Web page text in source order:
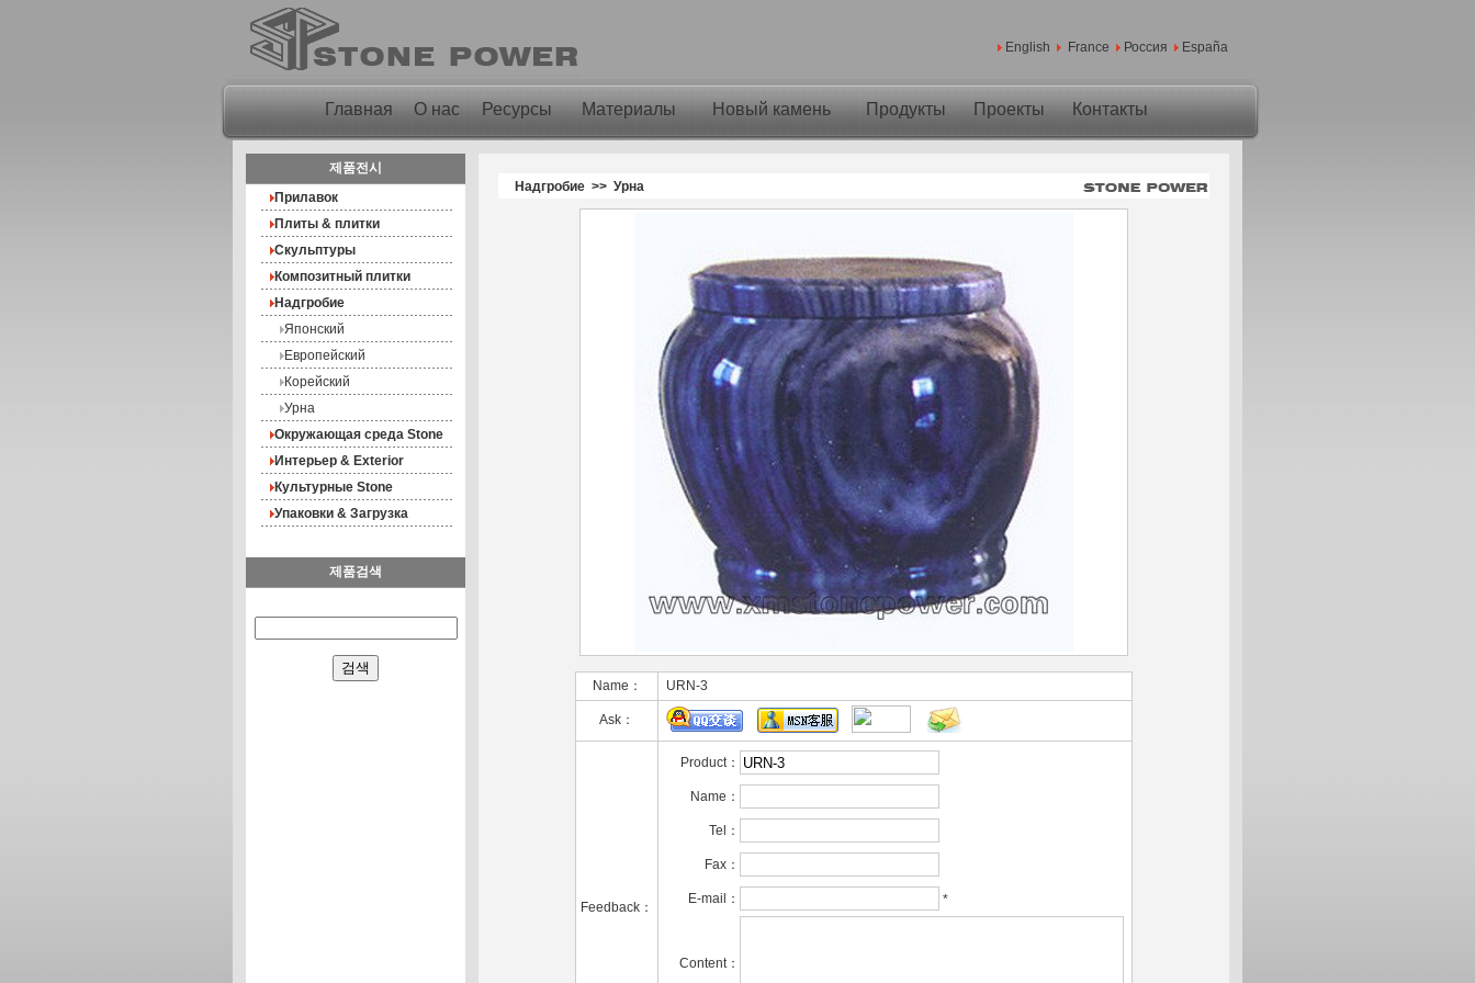
English France Россия España
Главная О нас Ресурсы Материалы Новый камень Продукты Проекты Контакты
제품전시
Прилавок
Плиты & плитки
Скульптуры
Композитный плитки
Надгробие
Японский
Европейский
Корейский
Урна
Окружающая среда Stone
Интерьер & Exterior
Культурные Stone
Упаковки & Загрузка
제품검색
Надгробие >> Урна
Name： URN-3
Ask：
Feedback：
Product：
Name：
Tel：
Fax：
E-mail： *
Content：